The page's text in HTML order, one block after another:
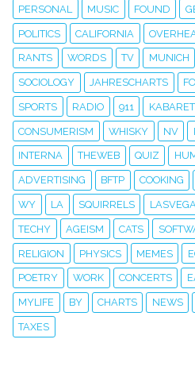
PERSONAL MUSIC FOUND
POLITICS CALIFORNIA
RANTS WORDS TV MUNICH
SOCIOLOGY JAHRESCHARTS
SPORTS RADIO 911
CONSUMERISM WHISKY NV
INTERNA THEWEB QUIZ
ADVERTISING BFTP COOKING
WY LA SQUIRRELS
TECHY AGEISM CATS
RELIGION PHYSICS MEMES
POETRY WORK CONCERTS
MYLIFE BY CHARTS NEWS
TAXES